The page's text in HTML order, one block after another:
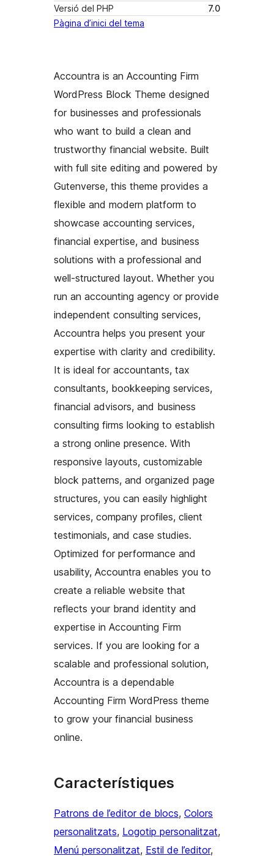
Versió del PHP
7.0
Pàgina d’inici del tema
Accountra is an Accounting Firm
WordPress Block Theme designed
for businesses and professionals
who want to build a clean and
trustworthy financial website. Built
with full site editing and powered by
Gutenverse, this theme provides a
flexible and modern platform to
showcase accounting services,
financial expertise, and business
solutions with a professional and
well-structured layout. Whether you
run an accounting agency or provide
independent consulting services,
Accountra helps you present your
expertise with clarity and credibility.
It is ideal for accountants, tax
consultants, bookkeeping services,
financial advisors, and business
consulting firms looking to establish
a strong online presence. With
responsive layouts, customizable
block patterns, and organized page
structures, you can easily highlight
services, company profiles, client
testimonials, and case studies.
Optimized for performance and
usability, Accountra enables you to
create a reliable website that
reflects your brand identity and
expertise in Accounting Firm
services. If you are looking for a
scalable and professional solution,
Accountra is a dependable
Accounting Firm WordPress theme
to grow your financial business
online.
Característiques
Patrons de l’editor de blocs, Colors
personalitzats, Logotip personalitzat
Menú personalitzat, Estil de l’editor